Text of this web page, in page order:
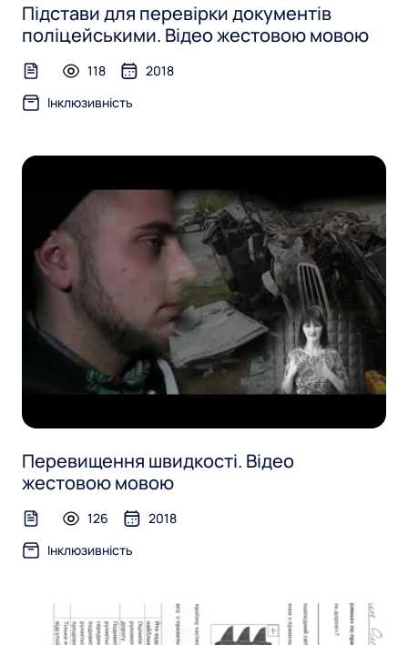
Підстави для перевірки документів
поліцейськими. Відео жестовою мовою
text-file118
2018
Інклюзивність
Перевищення швидкості. Відео
жестовою мовою
text-file126
2018
Інклюзивність